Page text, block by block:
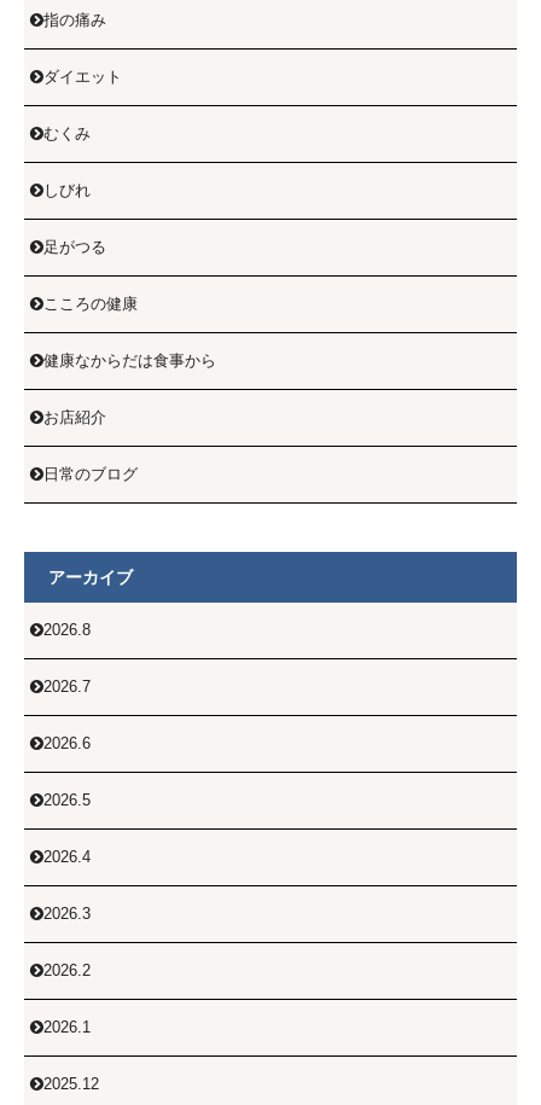
指の痛み
ダイエット
むくみ
しびれ
足がつる
 こころの健康
健康なからだは食事から
お店紹介
日常のブログ
アーカイブ
2026.8
2026.7
2026.6
2026.5
2026.4
2026.3
2026.2
2026.1
2025.12